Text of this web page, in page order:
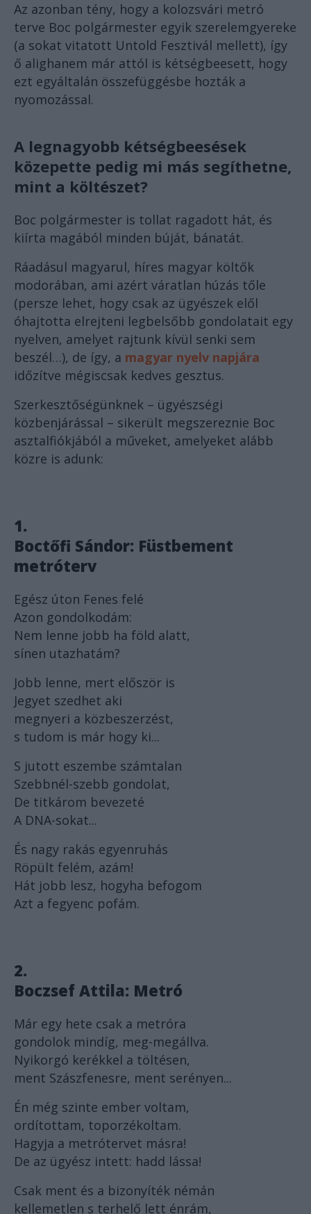
Az azonban tény, hogy a kolozsvári metró
terve Boc polgármester egyik szerelemgyereke
(a sokat vitatott Untold Fesztivál mellett), így
ő alighanem már attól is kétségbeesett, hogy
ezt egyáltalán összefüggésbe hozták a
nyomozással.
A legnagyobb kétségbeesések
közepette pedig mi más segíthetne,
mint a költészet?
Boc polgármester is tollat ragadott hát, és
kiírta magából minden búját, bánatát.
Ráadásul magyarul, híres magyar költők
modorában, ami azért váratlan húzás tőle
(persze lehet, hogy csak az ügyészek elől
óhajtotta elrejteni legbelsőbb gondolatait egy
nyelven, amelyet rajtunk kívül senki sem
beszél…), de így, a magyar nyelv napjára
időzítve mégiscsak kedves gesztus.
Szerkesztőségünknek – ügyészségi
közbenjárással – sikerült megszereznie Boc
asztalfiókjából a műveket, amelyeket alább
közre is adunk:
1.
Boctőfi Sándor: Füstbement
metróterv
Egész úton Fenes felé
Azon gondolkodám:
Nem lenne jobb ha föld alatt,
sínen utazhatám?
Jobb lenne, mert először is
Jegyet szedhet aki
megnyeri a közbeszerzést,
s tudom is már hogy ki...
S jutott eszembe számtalan
Szebbnél-szebb gondolat,
De titkárom bevezeté
A DNA-sokat...
És nagy rakás egyenruhás
Röpült felém, azám!
Hát jobb lesz, hogyha befogom
Azt a fegyenc pofám.
2.
Boczsef Attila: Metró
Már egy hete csak a metróra
gondolok mindíg, meg-megállva.
Nyikorgó kerékkel a töltésen,
ment Szászfenesre, ment serényen...
Én még szinte ember voltam,
ordítottam, toporzékoltam.
Hagyja a metrótervet másra!
De az ügyész intett: hadd lássa!
Csak ment és a bizonyíték némán
kellemetlen s terhelő lett énrám,